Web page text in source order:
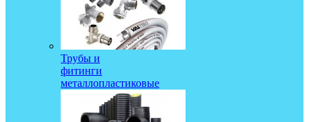
Трубы и
фитинги
металлопластиковые